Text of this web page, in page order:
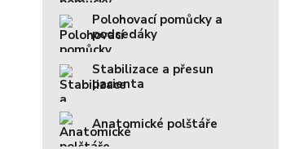
Polohovací pomůcky a
podsedáky
Stabilizace a přesun
pacienta
Anatomické polštáře